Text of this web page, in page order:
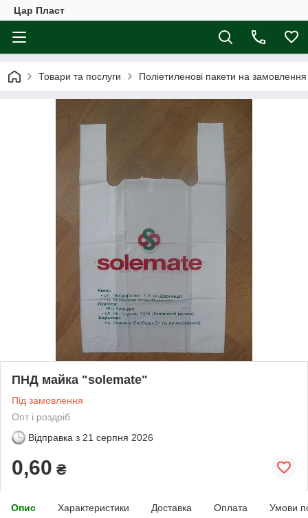
Цар Пласт
Товари та послуги Поліетиленові пакети на замовлення
ПНД майка "solemate"
Під замовлення
Опт і роздріб
Відправка з 21 серпня 2026
0,60 ₴
Опис Характеристики Доставка Оплата Умови